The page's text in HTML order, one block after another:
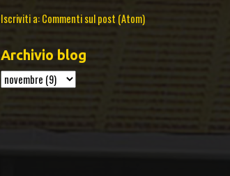
Iscriviti a:Commenti sul post (Atom)
Archivio blog